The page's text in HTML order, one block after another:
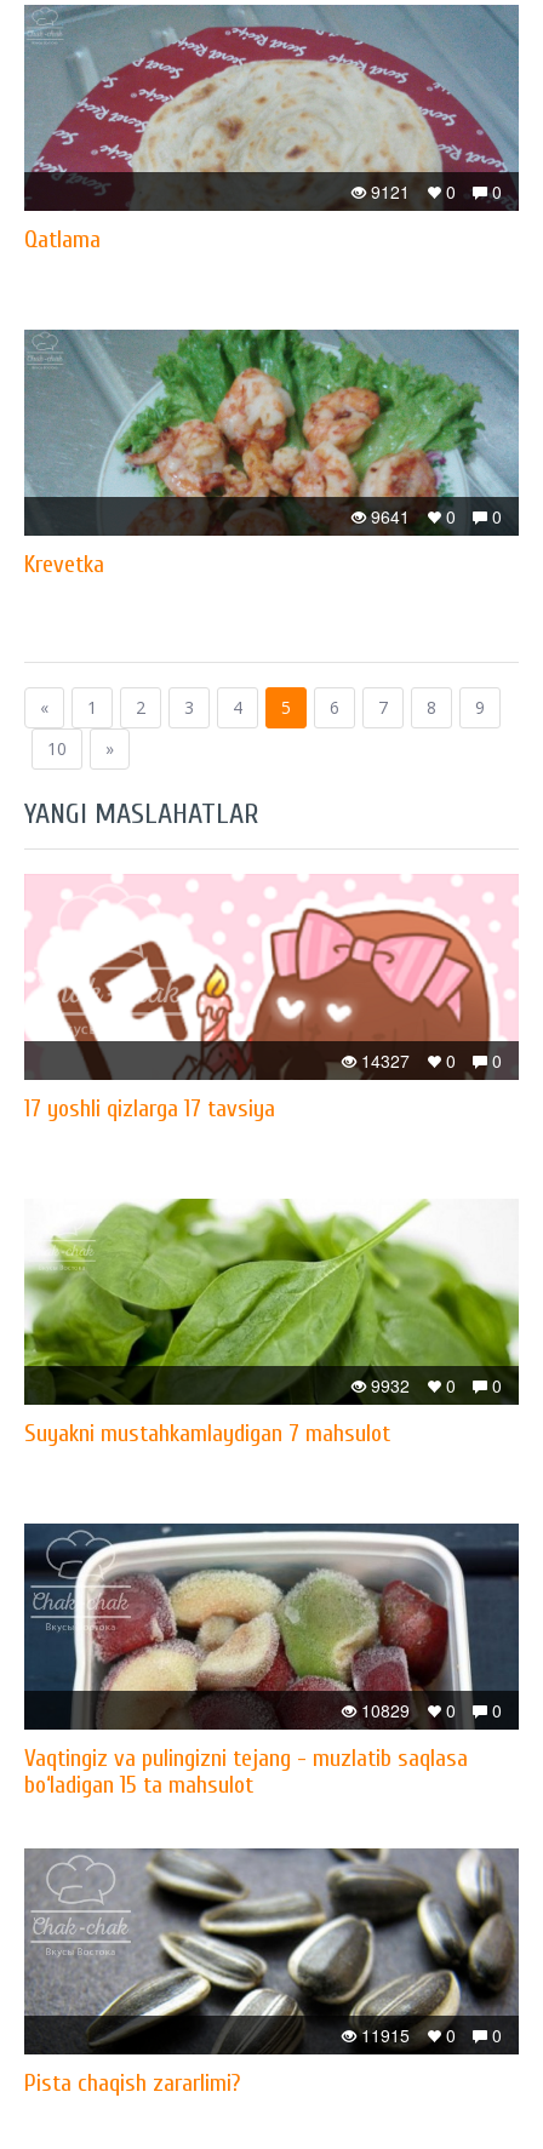
0
0
9121
Qatlama
0
0
9641
Krevetka
« 1 2 3 4 5 6 7 8
9
10
»
YANGI MASLAHATLAR
0
0
14327
17 yoshli qizlarga 17 tavsiya
0
0
9932
Suyakni mustahkamlaydigan 7 mahsulot
0
0
10829
Vaqtingiz va pulingizni tejang - muzlatib saqlasa
bo‘ladigan 15 ta mahsulot
0
0
11915
Pista chaqish zararlimi?